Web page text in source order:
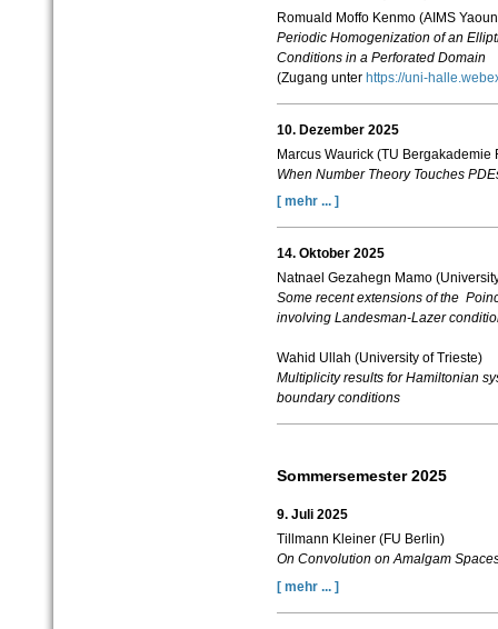
Romuald Moffo Kenmo (AIMS
Periodic Homogenization of an
Conditions in a Perforated Domain
(Zugang unter https://uni-
10. Dezember 2025
Marcus Waurick (TU Bergakademie
When Number Theory Touches
[ mehr ... ]
14. Oktober 2025
Natnael Gezahegn Mamo
Some recent extensions of the
involving Landesman-Lazer
Wahid Ullah (University of Trieste)
Multiplicity results for Hamiltonian
boundary conditions
Sommersemester 2025
9. Juli 2025
Tillmann Kleiner (FU Berlin)
On Convolution on Amalgam
[ mehr ... ]